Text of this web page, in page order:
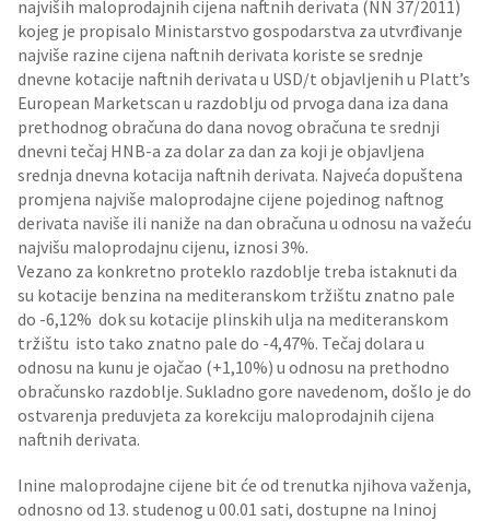
najviših maloprodajnih cijena naftnih derivata (NN 37/2011)
kojeg je propisalo Ministarstvo gospodarstva za utvrđivanje
najviše razine cijena naftnih derivata koriste se srednje
dnevne kotacije naftnih derivata u USD/t objavljenih u Platt’s
European Marketscan u razdoblju od prvoga dana iza dana
prethodnog obračuna do dana novog obračuna te srednji
dnevni tečaj HNB-a za dolar za dan za koji je objavljena
srednja dnevna kotacija naftnih derivata. Najveća dopuštena
promjena najviše maloprodajne cijene pojedinog naftnog
derivata naviše ili naniže na dan obračuna u odnosu na važeću
najvišu maloprodajnu cijenu, iznosi 3%.
Vezano za konkretno proteklo razdoblje treba istaknuti da
su kotacije benzina na mediteranskom tržištu znatno pale
do -6,12% dok su kotacije plinskih ulja na mediteranskom
tržištu isto tako znatno pale do -4,47%. Tečaj dolara u
odnosu na kunu je ojačao (+1,10%) u odnosu na prethodno
obračunsko razdoblje. Sukladno gore navedenom, došlo je do
ostvarenja preduvjeta za korekciju maloprodajnih cijena
naftnih derivata.
Inine maloprodajne cijene bit će od trenutka njihova važenja,
odnosno od 13. studenog u 00.01 sati, dostupne na Ininoj